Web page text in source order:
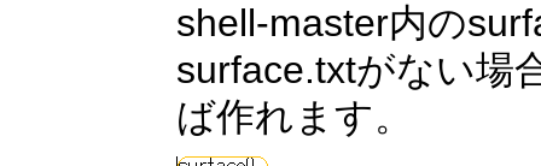
shell-master内の
surface.txtがない場
ば作れます。